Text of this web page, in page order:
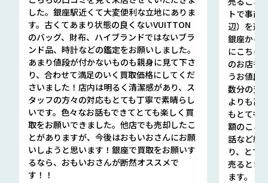
した。銀座駅近くて大変便利な立地にありま
す。古くてあまり状態の良くないVUITTON
のバッグ、財布、ハイブランドではないブラ
ンド品、時計などの鑑定をお願いしました。
あまり値段が付かないものも親身に見て下さ
り、合わせて満足のいく買取価格にしてくだ
さいました！店内は明るく清潔感があり、ス
タッフの方々の対応もとても丁寧で素晴らし
いです。色々なお話もできてとても楽しく買
取をお願いできました。他店でも売却したこ
とがありますが、今後はおもいおさんにお願
いしようと思います！銀座で買取をお願いす
るなら、おもいおさんが断然オススメで
す！！
トで事前
辺）を選
銀座から
にこちら
のお店も
うお値段
数分の査
よりも高
もとても
額のこと
話など細
り、とて
売るとき
ます。